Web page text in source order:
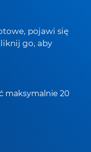
pojawi się
go, aby
maksymalnie 20